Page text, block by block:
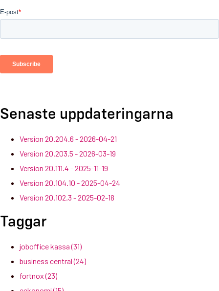
E-post*
Senaste uppdateringarna
Version 20.204.6 - 2026-04-21
Version 20.203.5 - 2026-03-19
Version 20.111.4 - 2025-11-19
Version 20.104.10 - 2025-04-24
Version 20.102.3 - 2025-02-18
Taggar
joboffice kassa(31)
business central(24)
fortnox(23)